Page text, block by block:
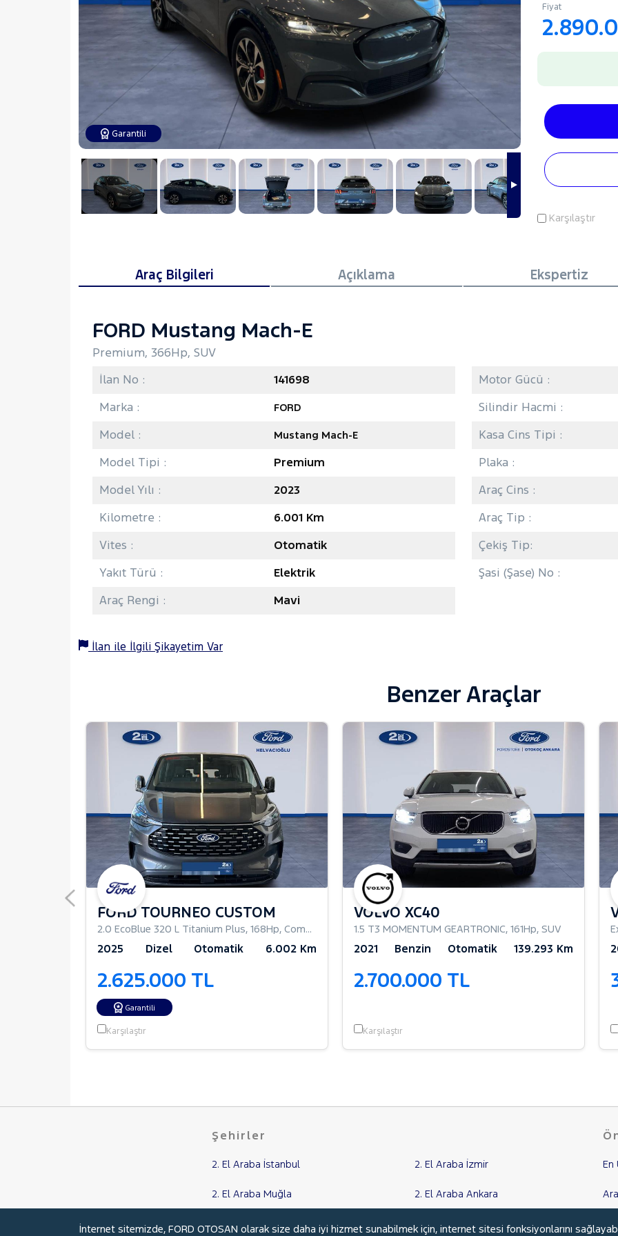
Garantili
Fiyat
Karşılaştır
Araç Bilgileri Açıklama Ekspertiz
FORD Mustang Mach-E
Premium, 366Hp, SUV
İlan No :
141698
Marka :
FORD
Model : Mustang Mach-E
Model Tipi :
Premium
Model Yılı :
2023
Kilometre :
6.001 Km
Vites :
Otomatik
Yakıt Türü :
Elektrik
Araç Rengi :
Mavi
Motor Gücü :
Silindir Hacmi :
Kasa Cins Tipi :
Plaka :
Araç Cins :
Araç Tip :
Çekiş Tip:
Şasi (Şase) No :
İlan ile İlgili Şikayetim Var
Benzer Araçlar
FORD TOURNEO CUSTOM
2.0 EcoBlue 320 L Titanium Plus, 168Hp, Combi Camlı
2025 Dizel Otomatik 6.002 Km
2.625.000 TL
Garantili
Karşılaştır
VOLVO XC40
1.5 T3 MOMENTUM GEARTRONIC, 161Hp, SUV
2021 Benzin Otomatik 139.293 Km
2.700.000 TL
Karşılaştır
Şehirler
2. El Araba İstanbul 2. El Araba İzmir
2. El Araba Muğla 2. El Araba Ankara
2. El Araba Balıkesir 2. El Araba Adana
En
İnternet sitemizde, FORD OTOSAN olarak size daha iyi hizmet sunabilmek için, internet sitesi fonksiyonlarını